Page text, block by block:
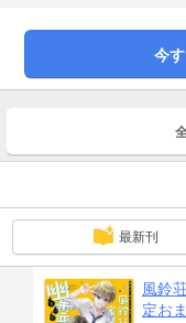
今
最新刊
風鈴
定お